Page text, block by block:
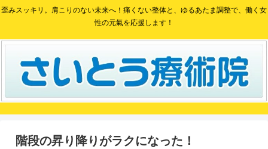
歪みスッキリ。肩こりのない未来へ！痛くない整体と、ゆるあたま調整で、働く女
性の元氣を応援します！
階段の昇り降りがラクになった！